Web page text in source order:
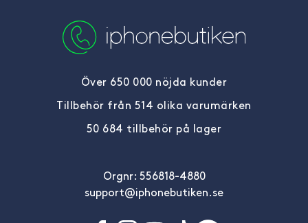
Över 650 000 nöjda kunder
Tillbehör från 514 olika varumärken
50 684 tillbehör på lager
Orgnr: 556818-4880
support@iphonebutiken.se